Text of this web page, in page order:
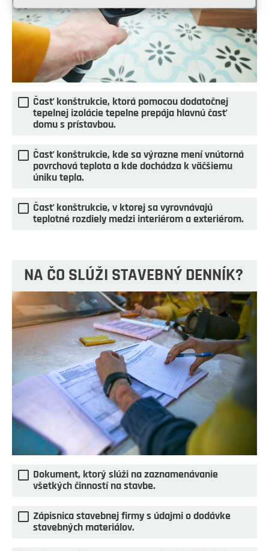
Časť konštrukcie, ktorá pomocou dodatočnej
tepelnej izolácie tepelne prepája hlavnú časť
domu s prístavbou.
Časť konštrukcie, kde sa výrazne mení vnútorná
povrchová teplota a kde dochádza k väčšiemu
úniku tepla.
Časť konštrukcie, v ktorej sa vyrovnávajú
teplotné rozdiely medzi interiérom a exteriérom.
NA ČO SLÚŽI STAVEBNÝ DENNÍK?
Dokument, ktorý slúži na zaznamenávanie
všetkých činností na stavbe.
Zápisnica stavebnej firmy s údajmi o dodávke
stavebných materiálov.